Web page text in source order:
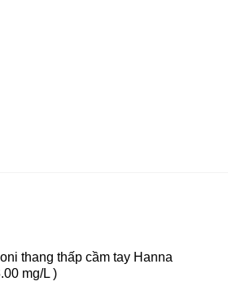
thang thấp cầm tay Hanna
mg/L )